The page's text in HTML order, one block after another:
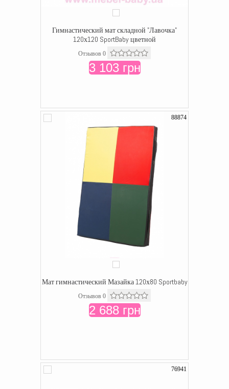
Гимнастический мат складной "Лавочка"
120х120 SportBaby цветной
Отзывов 0
3 103 грн
88874
Мат гимнастический Мазайка 120х80 Sportbaby
Отзывов 0
2 688 грн
76941